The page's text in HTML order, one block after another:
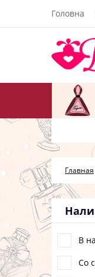
Головна
Главная
В
Со